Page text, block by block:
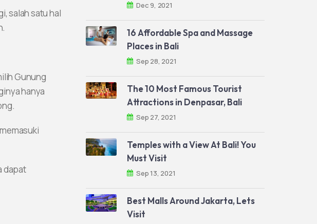
salah satu hal
Gunung
hanya
dapat
Dec 9, 2021
16 Affordable Spa and Massage
Places in Bali
Sep 28, 2021
The 10 Most Famous Tourist
Attractions in Denpasar, Bali
Sep 27, 2021
Temples with a View At Bali! You
Must Visit
Sep 13, 2021
Best Malls Around Jakarta, Lets
Visit